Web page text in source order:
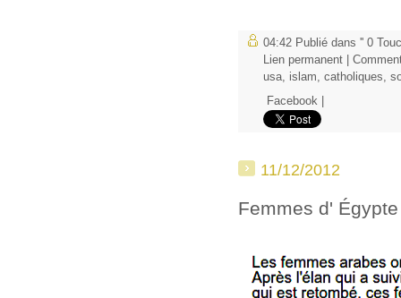
04:42 Publié dans '' 0
Lien permanent
usa, islam, catholiques,
Facebook
11/12/2012
Femmes d' Égypte